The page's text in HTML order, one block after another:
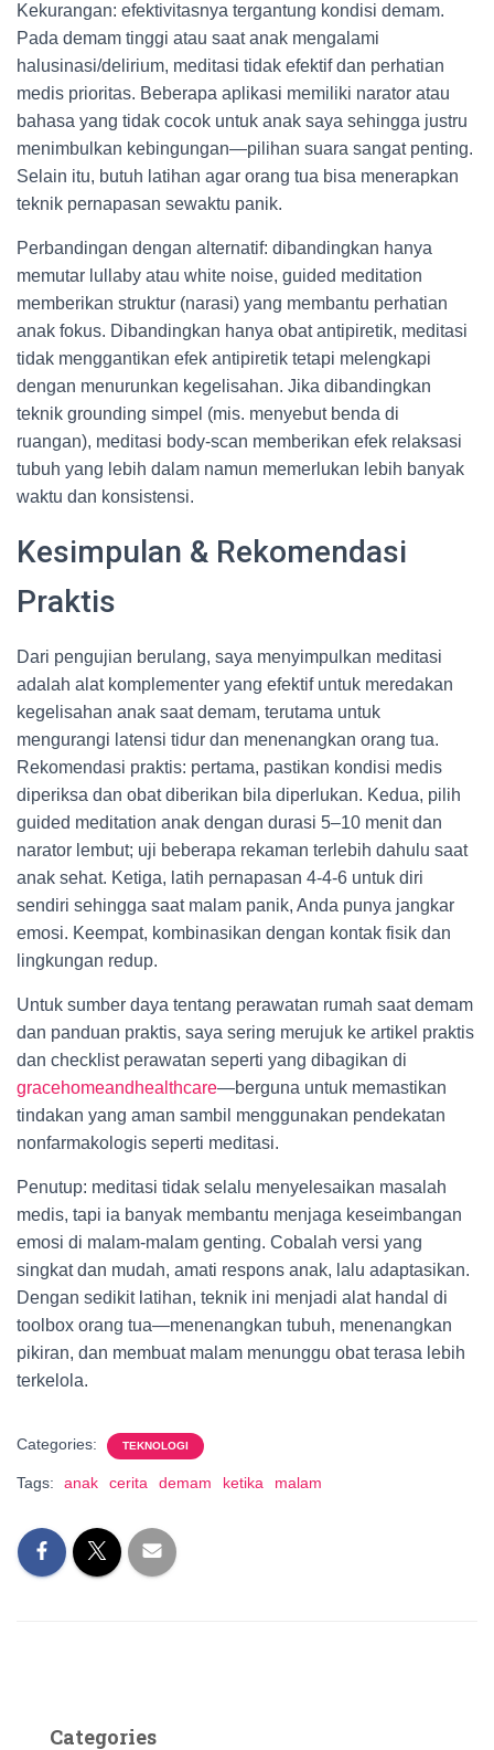
Kekurangan: efektivitasnya tergantung kondisi demam.
Pada demam tinggi atau saat anak mengalami
halusinasi/delirium, meditasi tidak efektif dan perhatian
medis prioritas. Beberapa aplikasi memiliki narator atau
bahasa yang tidak cocok untuk anak saya sehingga justru
menimbulkan kebingungan—pilihan suara sangat penting.
Selain itu, butuh latihan agar orang tua bisa menerapkan
teknik pernapasan sewaktu panik.
Perbandingan dengan alternatif: dibandingkan hanya
memutar lullaby atau white noise, guided meditation
memberikan struktur (narasi) yang membantu perhatian
anak fokus. Dibandingkan hanya obat antipiretik, meditasi
tidak menggantikan efek antipiretik tetapi melengkapi
dengan menurunkan kegelisahan. Jika dibandingkan
teknik grounding simpel (mis. menyebut benda di
ruangan), meditasi body-scan memberikan efek relaksasi
tubuh yang lebih dalam namun memerlukan lebih banyak
waktu dan konsistensi.
Kesimpulan & Rekomendasi
Praktis
Dari pengujian berulang, saya menyimpulkan meditasi
adalah alat komplementer yang efektif untuk meredakan
kegelisahan anak saat demam, terutama untuk
mengurangi latensi tidur dan menenangkan orang tua.
Rekomendasi praktis: pertama, pastikan kondisi medis
diperiksa dan obat diberikan bila diperlukan. Kedua, pilih
guided meditation anak dengan durasi 5–10 menit dan
narator lembut; uji beberapa rekaman terlebih dahulu saat
anak sehat. Ketiga, latih pernapasan 4-4-6 untuk diri
sendiri sehingga saat malam panik, Anda punya jangkar
emosi. Keempat, kombinasikan dengan kontak fisik dan
lingkungan redup.
Untuk sumber daya tentang perawatan rumah saat demam
dan panduan praktis, saya sering merujuk ke artikel praktis
dan checklist perawatan seperti yang dibagikan di
gracehomeandhealthcare—berguna untuk memastikan
tindakan yang aman sambil menggunakan pendekatan
nonfarmakologis seperti meditasi.
Penutup: meditasi tidak selalu menyelesaikan masalah
medis, tapi ia banyak membantu menjaga keseimbangan
emosi di malam-malam genting. Cobalah versi yang
singkat dan mudah, amati respons anak, lalu adaptasikan.
Dengan sedikit latihan, teknik ini menjadi alat handal di
toolbox orang tua—menenangkan tubuh, menenangkan
pikiran, dan membuat malam menunggu obat terasa lebih
terkelola.
Categories: TEKNOLOGI
Tags: anak cerita demam ketika malam
Categories